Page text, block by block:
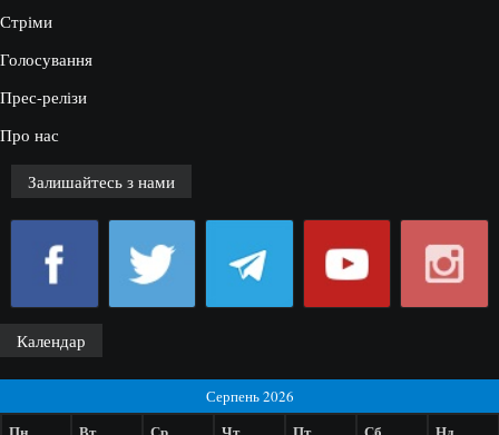
Стріми
Голосування
Прес-релізи
Про нас
Залишайтесь з нами
Календар
Серпень 2026